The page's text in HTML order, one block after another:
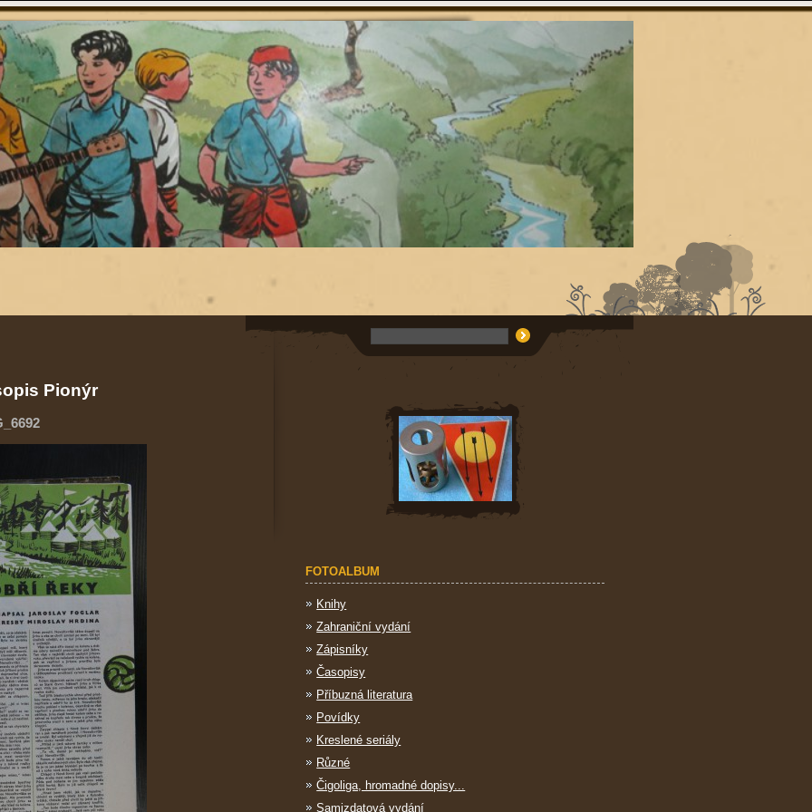
Pionýr
FOTOALBUM
Knihy
Zahraniční vydání
Zápisníky
Časopisy
Příbuzná literatura
Povídky
Kreslené seriály
Různé
Čigoliga, hromadné dopisy...
Samizdatová vydání